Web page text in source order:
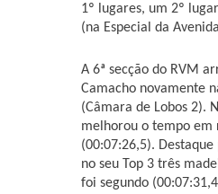
1º lugares, um 2º
(na Especial da
A 6ª secção do RVM
Camacho novamente
(Câmara de Lobos 2).
melhorou o tempo em
(00:07:26,5).
no seu Top 3 três
foi segundo